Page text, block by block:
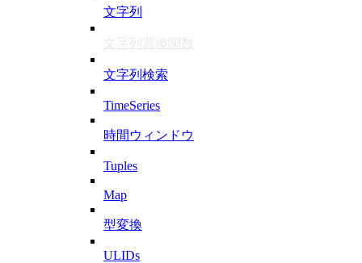
文字列
文字列置換関数
文字列検索
TimeSeries
時間ウィンドウ
Tuples
Map
型変換
ULIDs